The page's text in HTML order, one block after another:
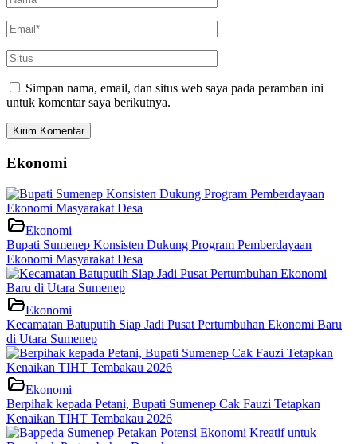
Simpan nama, email, dan situs web saya pada peramban ini
untuk komentar saya berikutnya.
Ekonomi
Ekonomi
Bupati Sumenep Konsisten Dukung Program Pemberdayaan
Ekonomi Masyarakat Desa
Ekonomi
Kecamatan Batuputih Siap Jadi Pusat Pertumbuhan Ekonomi Baru
di Utara Sumenep
Ekonomi
Berpihak kepada Petani, Bupati Sumenep Cak Fauzi Tetapkan
Kenaikan TIHT Tembakau 2026